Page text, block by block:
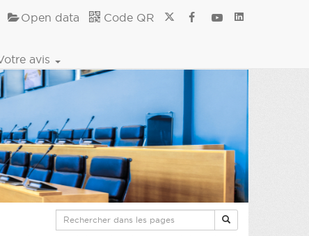
Open data Code QR
avis